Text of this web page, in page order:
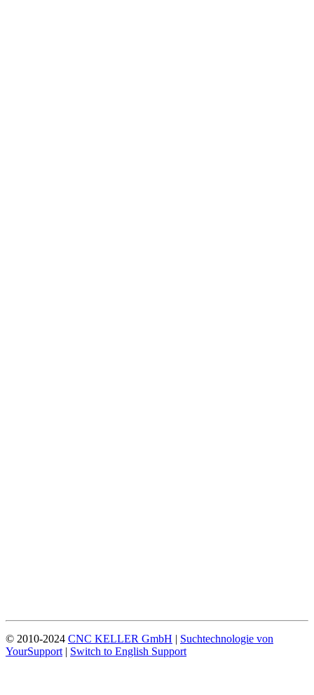
© 2010-2024 CNC KELLER GmbH | Suchtechnologie von
YourSupport | Switch to English Support